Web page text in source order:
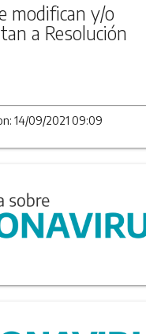
modifican y/o
a Resolución
14/09/2021 09:09